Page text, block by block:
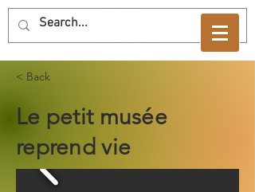
< Back
Le petit musée
reprend vie